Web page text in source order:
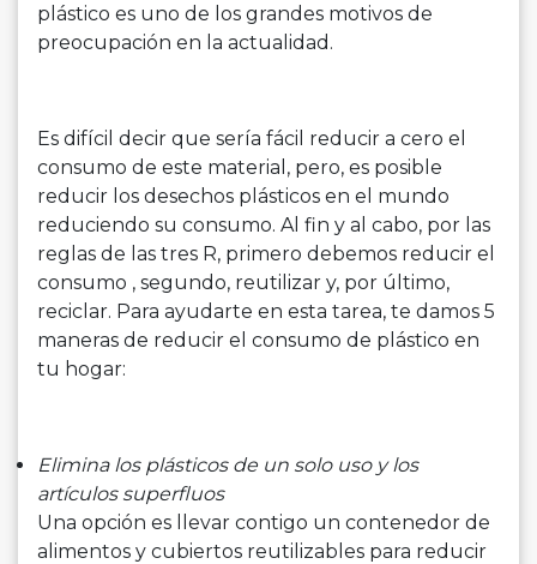
plástico es uno de los grandes motivos de
preocupación en la actualidad.
Es difícil decir que sería fácil reducir a cero el
consumo de este material, pero, es posible
reducir los desechos plásticos en el mundo
reduciendo su consumo. Al fin y al cabo, por las
reglas de las tres R, primero debemos reducir el
consumo , segundo, reutilizar y, por último,
reciclar. Para ayudarte en esta tarea, te damos 5
maneras de reducir el consumo de plástico en
tu hogar:
Elimina los plásticos de un solo uso y los
artículos superfluos
Una opción es llevar contigo un contenedor de
alimentos y cubiertos reutilizables para reducir